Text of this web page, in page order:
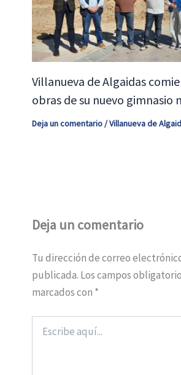
Villanueva de Algaidas
obras de su nuevo gimnasio
Deja un comentario /Villanueva de
Deja un comentario
Tu dirección de correo
publicada. Los campos
marcados con *
aquí...